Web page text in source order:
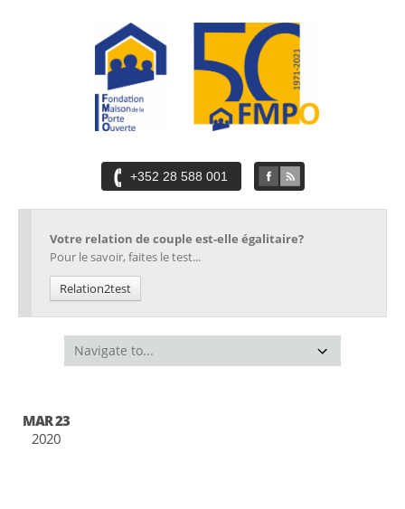
+352 28 588 001
Votre relation de couple est-elle égalitaire?
Pour le savoir, faites le test...
Relation2test
MAR 23
2020